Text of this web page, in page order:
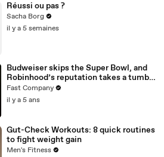
Réussi ou pas ?
Sacha Borg
il y a 5 semaines
Budweiser skips the Super Bowl, and
Robinhood’s reputation takes a tumble
—brand hit and miss of the week
Fast Company
il y a 5 ans
Gut-Check Workouts: 8 quick routines
to fight weight gain
Men's Fitness